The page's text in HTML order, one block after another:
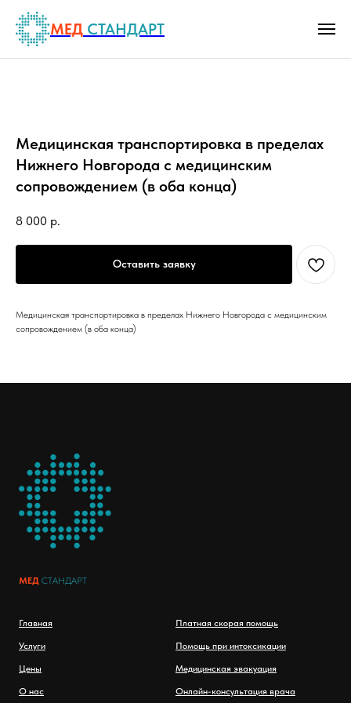
МЕД СТАНДАРТ
Медицинская транспортировка в пределах
Нижнего Новгорода с медицинским
сопровождением (в оба конца)
8 000 р.
Оставить заявку
Медицинская транспортировка в пределах Нижнего Новгорода с медицинским
сопровождением (в оба конца)
МЕД СТАНДАРТ
Главная
Услуги
Цены
О нас
Платная скорая помощь
Помощь при интоксикации
Медицинская эвакуация
Онлайн-консультация врача